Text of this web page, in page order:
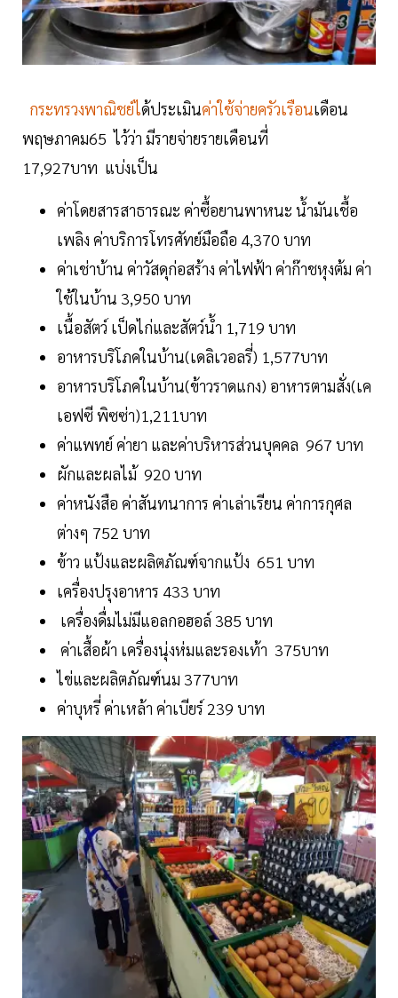
กระทรวงพาณิชย์ได้ประเมินค่าใช้จ่ายครัวเรือนเดือน
พฤษภาคม65 ไว้ว่า มีรายจ่ายรายเดือนที่
17,927บาท แบ่งเป็น
ค่าโดยสารสาธารณะ ค่าซื้อยานพาหนะ น้ำมันเชื้อ
เพลิง ค่าบริการโทรศัทย์มือถือ 4,370 บาท
ค่าเช่าบ้าน ค่าวัสดุก่อสร้าง ค่าไฟฟ้า ค่าก๊าชหุงต้ม ค่า
ใช้ในบ้าน 3,950 บาท
เนื้อสัตว์ เป็ดไก่และสัตว์น้ำ 1,719 บาท
อาหารบริโภคในบ้าน(เดลิเวอลรี่) 1,577บาท
อาหารบริโภคในบ้าน(ข้าวราดแกง) อาหารตามสั่ง(เค
เอฟซี พิซซ่า)1,211บาท
ค่าแพทย์ ค่ายา และค่าบริหารส่วนบุคคล 967 บาท
ผักและผลไม้ 920 บาท
ค่าหนังสือ ค่าสันทนาการ ค่าเล่าเรียน ค่าการกุศล
ต่างๆ 752 บาท
ข้าว แป้งและผลิตภัณฑ์จากแป้ง 651 บาท
เครื่องปรุงอาหาร 433 บาท
เครื่องดื่มไม่มีแอลกอฮอล์ 385 บาท
ค่าเสื้อผ้า เครื่องนุ่งห่มและรองเท้า 375บาท
ไข่และผลิตภัณฑ์นม 377บาท
ค่าบุหรี่ ค่าเหล้า ค่าเบียร์ 239 บาท